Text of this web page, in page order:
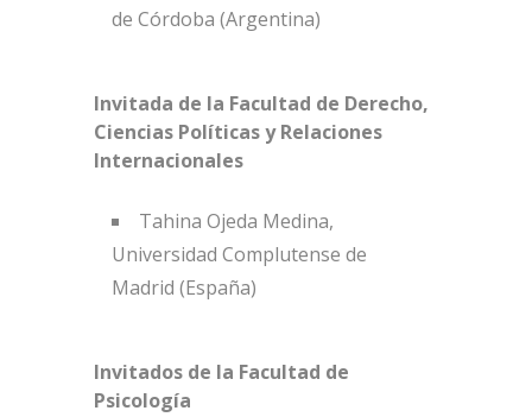
de Córdoba (Argentina)
Invitada de la Facultad de Derecho,
Ciencias Políticas y Relaciones
Internacionales
Tahina Ojeda Medina,
Universidad Complutense de
Madrid (España)
Invitados de la Facultad de
Psicología